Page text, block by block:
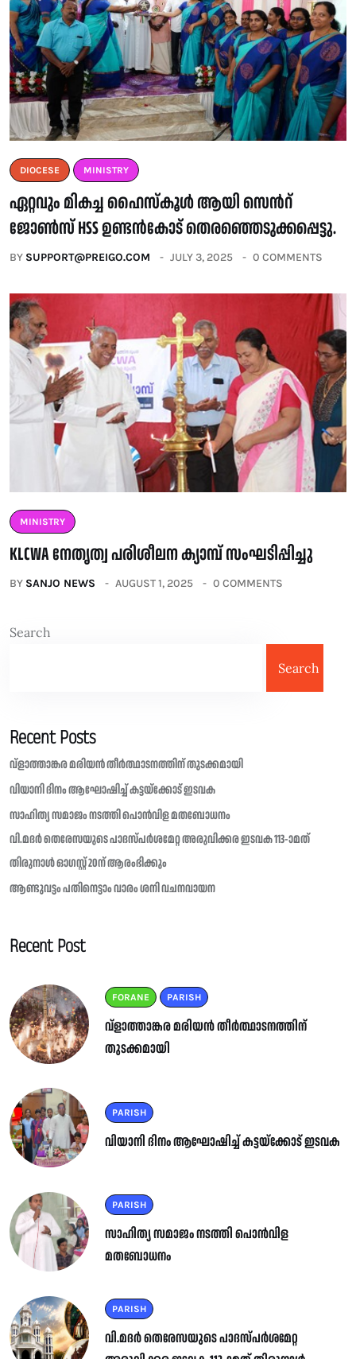
DIOCESE MINISTRY
ഏറ്റവും മികച്ച ഹൈസ്കൂൾ ആയി സെൻറ്
ജോൺസ് HSS ഉണ്ടൻകോട് തെരഞ്ഞെടുക്കപ്പെട്ടു.
BY SUPPORT@PREIGO.COM JULY 3, 2025 0 COMMENTS
MINISTRY
KLCWA നേതൃത്വ പരിശീലന ക്യാമ്പ് സംഘടിപ്പിച്ചു
BY SANJO NEWS AUGUST 1, 2025 0 COMMENTS
Search
Search
Recent Posts
വ്ളാത്താങ്കര മരിയൻ തീർത്ഥാടനത്തിന് തുടക്കമായി
വിയാനി ദിനം ആഘോഷിച്ച് കട്ടയ്ക്കോട് ഇടവക
സാഹിത്യ സമാജം നടത്തി പൊൻവിള മതബോധനം
വി.മദർ തെരേസയുടെ പാദസ്പർശമേറ്റ അരുവിക്കര ഇടവക 113-ാമത്
തിരുനാൾ ഓഗസ്റ്റ് 20ന് ആരംഭിക്കും
ആണ്ടുവട്ടം പതിനെട്ടാം വാരം ശനി വചനവായന
Recent Post
FORANE PARISH
വ്ളാത്താങ്കര മരിയൻ തീർത്ഥാടനത്തിന്
തുടക്കമായി
PARISH
വിയാനി ദിനം ആഘോഷിച്ച് കട്ടയ്ക്കോട് ഇടവക
PARISH
സാഹിത്യ സമാജം നടത്തി പൊൻവിള
മതബോധനം
PARISH
വി.മദർ തെരേസയുടെ പാദസ്പർശമേറ്റ